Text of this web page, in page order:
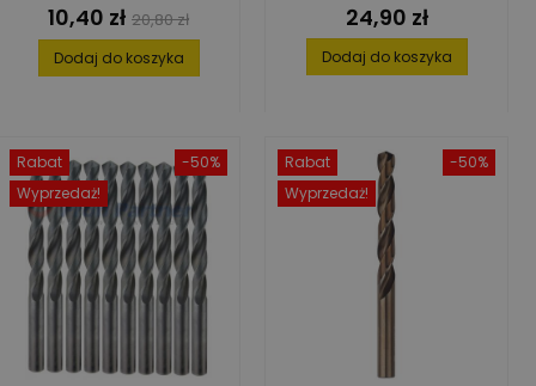
Cena
10,40 zł Cena
podstawowa
20,80 zł
Dodaj do koszyka
Cena
24,90 zł
Dodaj do koszyka
-50%
Rabat
Wyprzedaż!
-50%
Rabat
Wyprzedaż!